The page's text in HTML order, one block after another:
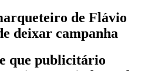
de Flávio
deixar campanha
que publicitário